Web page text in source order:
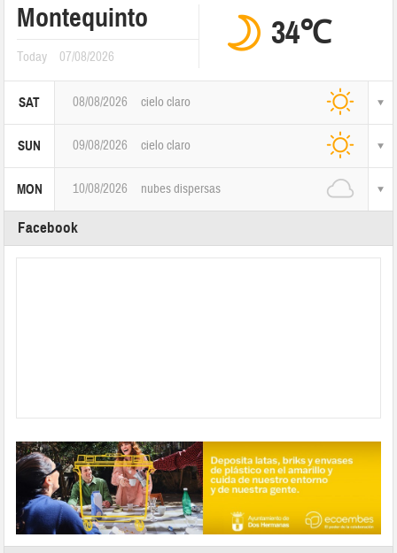
Montequinto
Today 07/08/2026
34℃
SAT 08/08/2026 cielo claro
SUN 09/08/2026 cielo claro
MON 10/08/2026 nubes dispersas
Facebook